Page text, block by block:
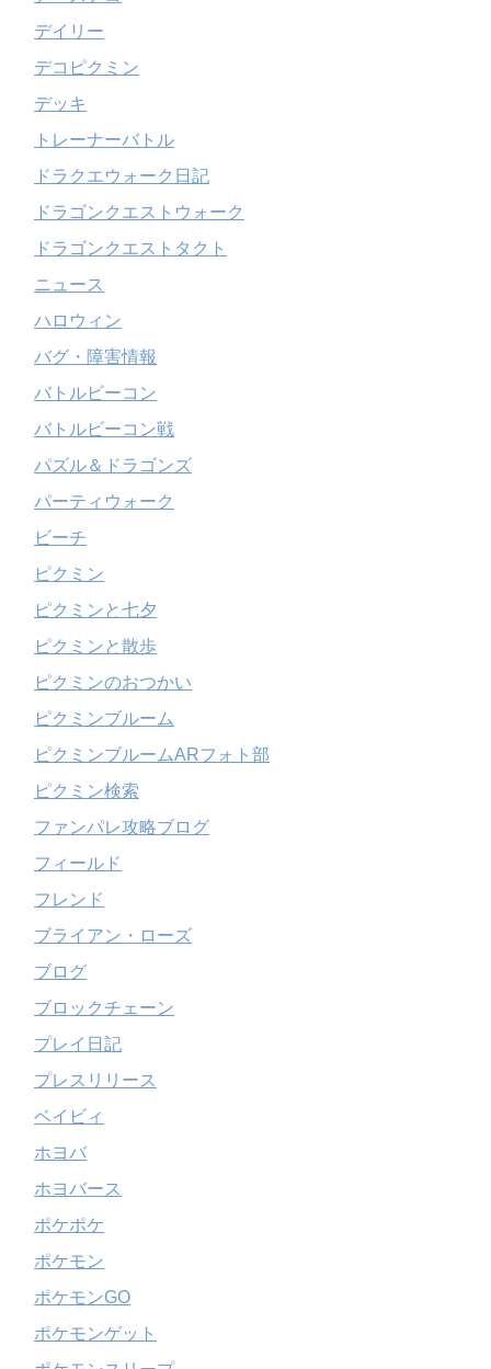
デイリー
デコピクミン
デッキ
トレーナーバトル
ドラクエウォーク日記
ドラゴンクエストウォーク
ドラゴンクエストタクト
ニュース
ハロウィン
バグ・障害情報
バトルビーコン
バトルビーコン戦
パズル＆ドラゴンズ
パーティウォーク
ビーチ
ピクミン
ピクミンと七夕
ピクミンと散歩
ピクミンのおつかい
ピクミンブルーム
ピクミンブルームARフォト部
ピクミン検索
ファンパレ攻略ブログ
フィールド
フレンド
ブライアン・ローズ
ブログ
ブロックチェーン
プレイ日記
プレスリリース
ベイビィ
ホヨバ
ホヨバース
ポケポケ
ポケモン
ポケモンGO
ポケモンゲット